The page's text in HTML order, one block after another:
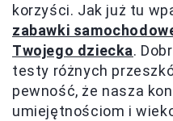
korzyści. Jak już tu
zabawki
Twojego dziecka.
testy różnych
pewność, że nasza
umiejętnościom i